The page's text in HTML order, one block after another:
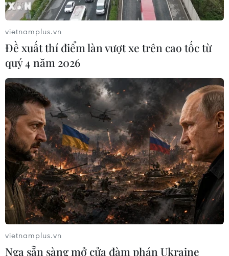
cao chất lượng công tác lập hồ sơ các dự án; hạn
chế tình trạng điều chỉnh dự án quá nhiều.
Đối với các chương trình, dự án mới, khó, cần
vừa làm vừa tổng kết rút kinh nghiệm sau đó
nhân rộng để hạn chế những phức tạp phát sinh
trong quá trình tổ chức thực hiện./.
(TTXVN/Vietnam+)
vietnamplus.vn
Đề xuất thí điểm làn vượt xe trên cao tốc từ
quý 4 năm 2026
vietnamplus.vn
Nga sẵn sàng mở cửa đàm phán Ukraine